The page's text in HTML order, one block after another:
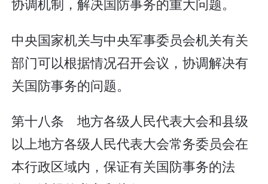
中央国家机关与中央军事委员会机关有关
部门可以根据情况召开会议，协调解决有
关国防事务的问题。
第十八条 地方各级人民代表大会和县级
以上地方各级人民代表大会常务委员会在
本行政区域内，保证有关国防事务的法